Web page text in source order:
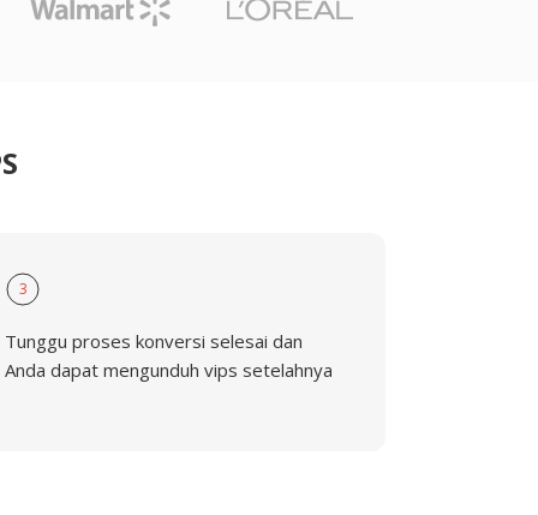
3
Tunggu proses konversi selesai dan
Anda dapat mengunduh vips setelahnya